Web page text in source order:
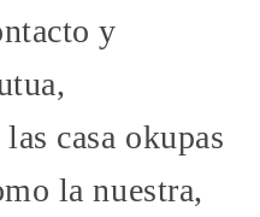
y
casa okupas
la nuestra,